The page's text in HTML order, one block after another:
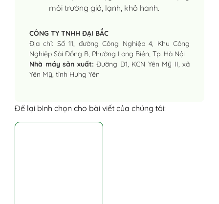
môi trường gió, lạnh, khô hanh.
CÔNG TY TNHH ĐẠI BẮC
Địa chỉ: Số 11, đường Công Nghiệp 4, Khu Công
Nghiệp Sài Đồng B, Phường Long Biên, Tp. Hà Nội
Nhà máy sản xuất: Đường D1, KCN Yên Mỹ II, xã
Yên Mỹ, tỉnh Hưng Yên
Để lại bình chọn cho bài viết của chúng tôi: